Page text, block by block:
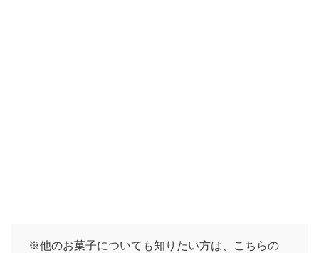
※他のお菓子についても知りたい方は、こちらの